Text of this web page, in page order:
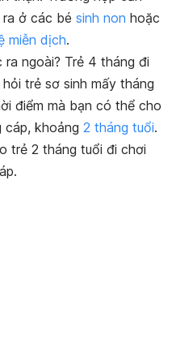
ở các bé sinh non hoặc
miễn dịch.
ngoài? Trẻ 4 tháng đi
trẻ sơ sinh mấy tháng
điểm mà bạn có thể cho
cáp, khoảng 2 tháng tuổi.
trẻ 2 tháng tuổi đi chơi